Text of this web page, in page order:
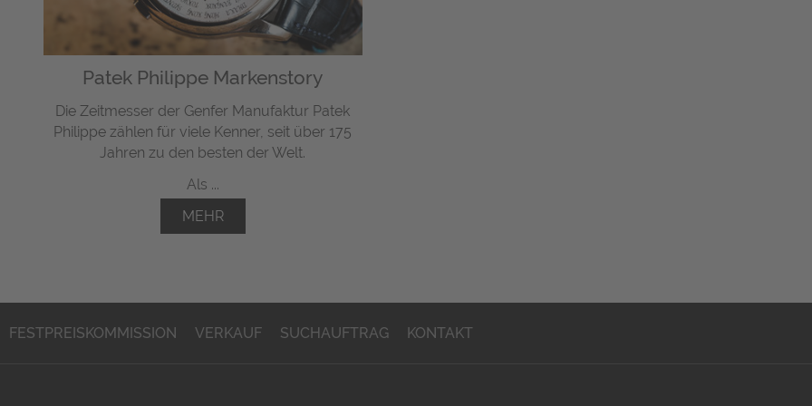
Patek Philippe Markenstory
Die Zeitmesser der Genfer Manufaktur Patek
Philippe zählen für viele Kenner, seit über 175
Jahren zu den besten der Welt.
Als ...
MEHR
FESTPREISKOMMISSION VERKAUF SUCHAUFTRAG KONTAKT